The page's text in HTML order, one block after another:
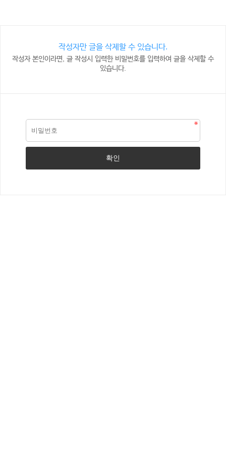
작성자만 글을 삭제할 수 있습니다.
작성자 본인이라면, 글 작성시 입력한 비밀번호를 입력하여 글을 삭제할 수
있습니다.